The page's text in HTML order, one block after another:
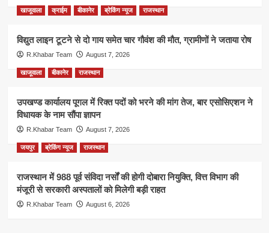
खाजूवाला क्राईम बीकानेर ब्रेकिंग न्यूज राजस्थान
विद्युत लाइन टूटने से दो गाय समेत चार गौवंश की मौत, ग्रामीणों ने जताया रोष
R.Khabar Team August 7, 2026
खाजूवाला बीकानेर राजस्थान
उपखण्ड कार्यालय पूगल में रिक्त पदों को भरने की मांग तेज, बार एसोसिएशन ने
विधायक के नाम सौंपा ज्ञापन
R.Khabar Team August 7, 2026
जयपुर ब्रेकिंग न्यूज राजस्थान
राजस्थान में 988 पूर्व संविदा नर्सों की होगी दोबारा नियुक्ति, वित्त विभाग की
मंजूरी से सरकारी अस्पतालों को मिलेगी बड़ी राहत
R.Khabar Team August 6, 2026